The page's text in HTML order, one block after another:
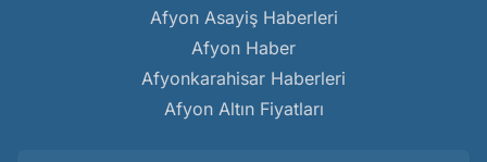
Afyon Asayiş Haberleri
Afyon Haber
Afyonkarahisar Haberleri
Afyon Altın Fiyatları